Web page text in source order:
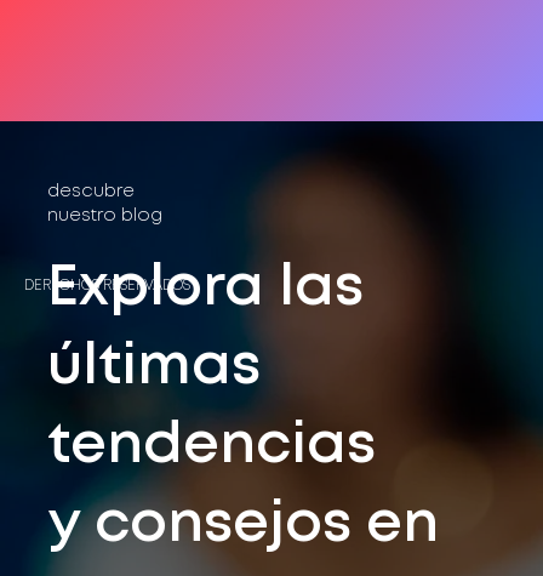
descubre
nuestro blog
Explora las
últimas
tendencias
y consejos en
DERECHOS RESERVADOS®